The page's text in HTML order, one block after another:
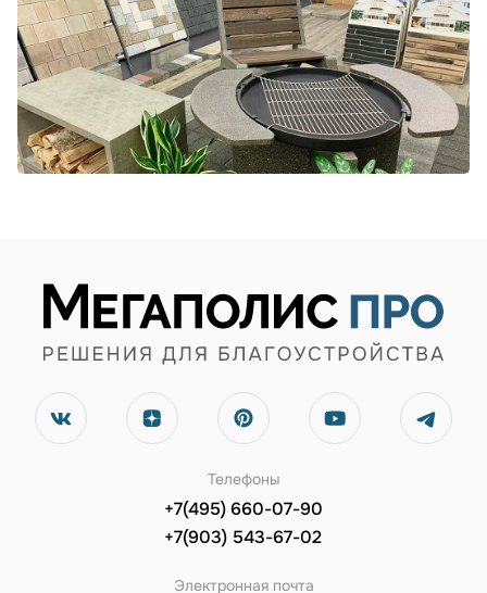
Телефоны
+7(495) 660-07-90
+7(903) 543-67-02
Электронная почта